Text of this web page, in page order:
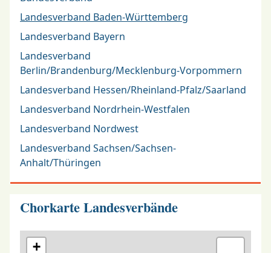
Landesverband Baden-Württemberg
Landesverband Bayern
Landesverband
Berlin/Brandenburg/Mecklenburg-Vorpommern
Landesverband Hessen/Rheinland-Pfalz/Saarland
Landesverband Nordrhein-Westfalen
Landesverband Nordwest
Landesverband Sachsen/Sachsen-
Anhalt/Thüringen
Chorkarte Landesverbände
+